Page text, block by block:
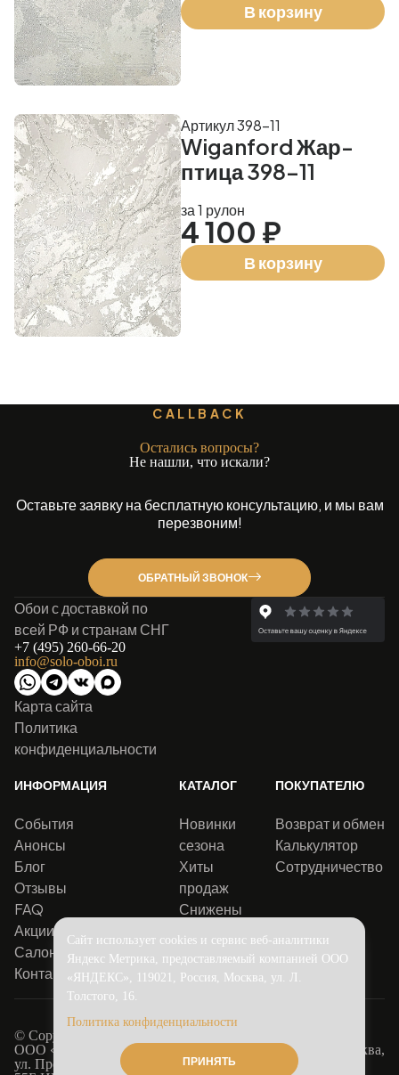
В корзину
Wiganford Жар-
птица 398-11
Артикул 398-11
за 1 рулон
4 100 ₽
В корзину
CALLBACK
Остались вопросы?
Не нашли, что искали?
Оставьте заявку на бесплатную консультацию, и мы вам
перезвоним!
ОБРАТНЫЙ ЗВОНОК
Обои с доставкой по
всей РФ и странам СНГ
+7 (495) 260-66-20
info@solo-oboi.ru
Карта сайта
Политика
конфиденциальности
ИНФОРМАЦИЯ
События
Анонсы
Блог
Отзывы
FAQ
Акции
Салоны
Контакты
КАТАЛОГ
Новинки
сезона
Хиты
продаж
Снижены
ПОКУПАТЕЛЮ
Возврат и обмен
Калькулятор
Сотрудничество
© Copyright 2016-2026.
ООО «Соло Декор». Адрес юридический: 115516, г. Москва,
ул. Промышленная, д.11, стр.3, этаж 3, пом. I, ком.
Сайт использует cookies и сервис веб-аналитики
Яндекс Метрика, предоставляемый компанией ООО
«ЯНДЕКС», 119021, Россия, Москва, ул. Л.
Толстого, 16.
Политика конфиденциальности
ПРИНЯТЬ